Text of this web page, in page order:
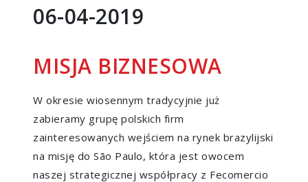
06-04-2019
MISJA BIZNESOWA
W okresie wiosennym tradycyjnie już
zabieramy grupę polskich firm
zainteresowanych wejściem na rynek brazylijski
na misję do São Paulo, która jest owocem
naszej strategicznej współpracy z Fecomercio